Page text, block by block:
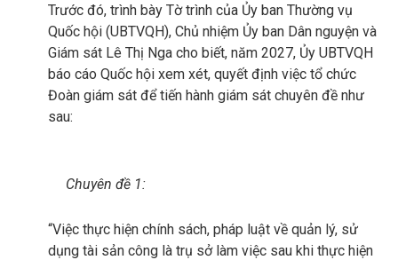
Trước đó, trình bày Tờ trình của Ủy ban Thường vụ
Quốc hội (UBTVQH), Chủ nhiệm Ủy ban Dân nguyện và
Giám sát Lê Thị Nga cho biết, năm 2027, Ủy UBTVQH
báo cáo Quốc hội xem xét, quyết định việc tổ chức
Đoàn giám sát để tiến hành giám sát chuyên đề như
sau:
Chuyên đề 1:
“Việc thực hiện chính sách, pháp luật về quản lý, sử
dụng tài sản công là trụ sở làm việc sau khi thực hiện